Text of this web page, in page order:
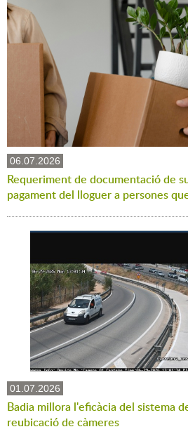
06.07.2026
Requeriment de documentació de
pagament del lloguer a persones
01.07.2026
Badia millora l'eficàcia del sistema
reubicació de càmeres